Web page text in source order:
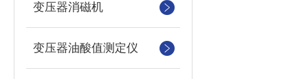
变压器消磁机
变压器油酸值测定仪